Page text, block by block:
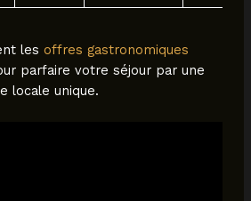
les offres gastronomiques
parfaire votre séjour par une
locale unique.